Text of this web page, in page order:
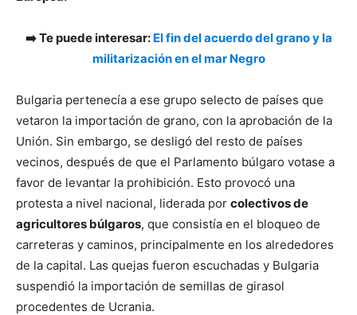
➡️ Te puede interesar: El fin del acuerdo del grano y la
militarización en el mar Negro
Bulgaria pertenecía a ese grupo selecto de países que
vetaron la importación de grano, con la aprobación de la
Unión. Sin embargo, se desligó del resto de países
vecinos, después de que el Parlamento búlgaro votase a
favor de levantar la prohibición. Esto provocó una
protesta a nivel nacional, liderada por colectivos de
agricultores búlgaros, que consistía en el bloqueo de
carreteras y caminos, principalmente en los alrededores
de la capital. Las quejas fueron escuchadas y Bulgaria
suspendió la importación de semillas de girasol
procedentes de Ucrania.